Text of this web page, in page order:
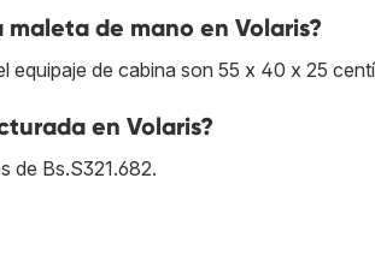
de mano en Volaris?
equipaje de cabina son 55 x 40 x 25
en Volaris?
de Bs.S321.682.